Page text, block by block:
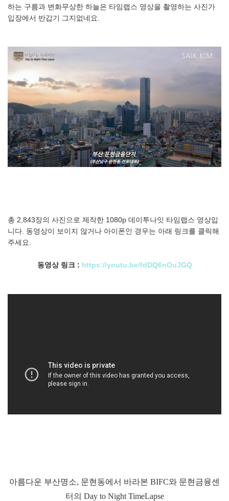
하는 구름과 변화무상한 하늘은 타임랩스 영상을 촬영하는 사진가
입장에서 반갑기 그지없네요.
총 2,843장의 사진으로 제작한 1080p 데이투나잇 타임랩스 영상입
니다. 동영상이 보이지 않거나 아이폰인 경우는 아래 링크를 클릭해
주세요.
동영상 링크 : https://youtu.be/fdDQ6nOuJGQ
아름다운 부산명소, 문현동에서 바라본 BIFC와 문현금융센
터의 Day to Night TimeLapse